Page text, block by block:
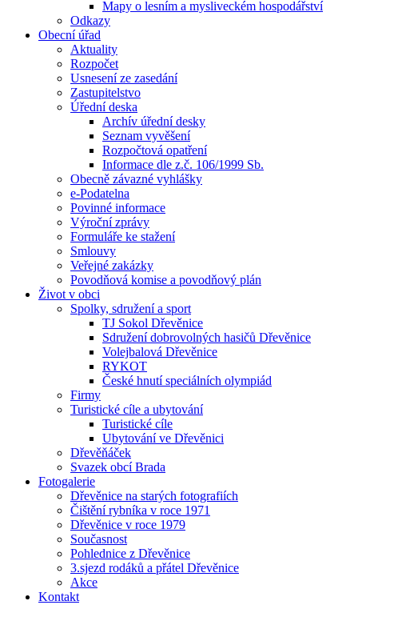
Mapy o lesním a mysliveckém hospodářství
Odkazy
Obecní úřad
Aktuality
Rozpočet
Usnesení ze zasedání
Zastupitelstvo
Úřední deska
Archív úřední desky
Seznam vyvěšení
Rozpočtová opatření
Informace dle z.č. 106/1999 Sb.
Obecně závazné vyhlášky
e-Podatelna
Povinné informace
Výroční zprávy
Formuláře ke stažení
Smlouvy
Veřejné zakázky
Povodňová komise a povodňový plán
Život v obci
Spolky, sdružení a sport
TJ Sokol Dřevěnice
Sdružení dobrovolných hasičů Dřevěnice
Volejbalová Dřevěnice
RYKOT
České hnutí speciálních olympiád
Firmy
Turistické cíle a ubytování
Turistické cíle
Ubytování ve Dřevěnici
Dřevěňáček
Svazek obcí Brada
Fotogalerie
Dřevěnice na starých fotografiích
Čištění rybníka v roce 1971
Dřevěnice v roce 1979
Současnost
Pohlednice z Dřevěnice
3.sjezd rodáků a přátel Dřevěnice
Akce
Kontakt